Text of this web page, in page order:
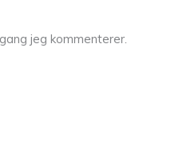
jeg kommenterer.